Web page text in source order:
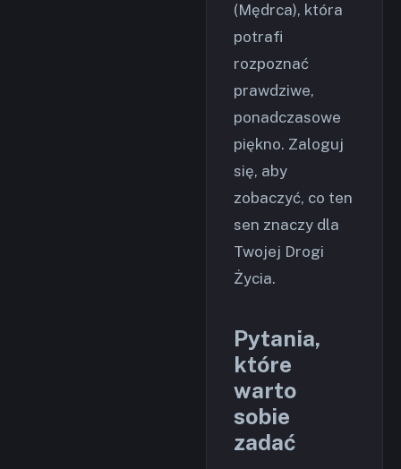
(Mędrca), która
potrafi
rozpoznać
prawdziwe,
ponadczasowe
piękno. Zaloguj
się, aby
zobaczyć, co ten
sen znaczy dla
Twojej Drogi
Życia.
Pytania,
które
warto
sobie
zadać